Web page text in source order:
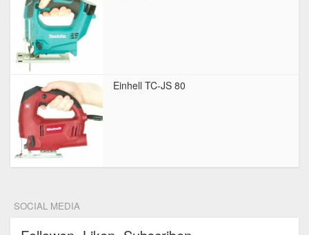
Einhell TC-JS 80
SOCIAL MEDIA